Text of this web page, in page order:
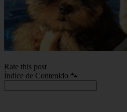
Rate this post
Índice de Contenido 🐾